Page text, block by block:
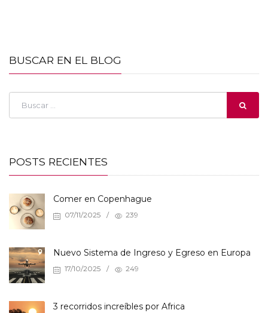
BUSCAR EN EL BLOG
POSTS RECIENTES
Comer en Copenhague
07/11/2025 / 239
Nuevo Sistema de Ingreso y Egreso en Europa
17/10/2025 / 249
3 recorridos increíbles por Africa